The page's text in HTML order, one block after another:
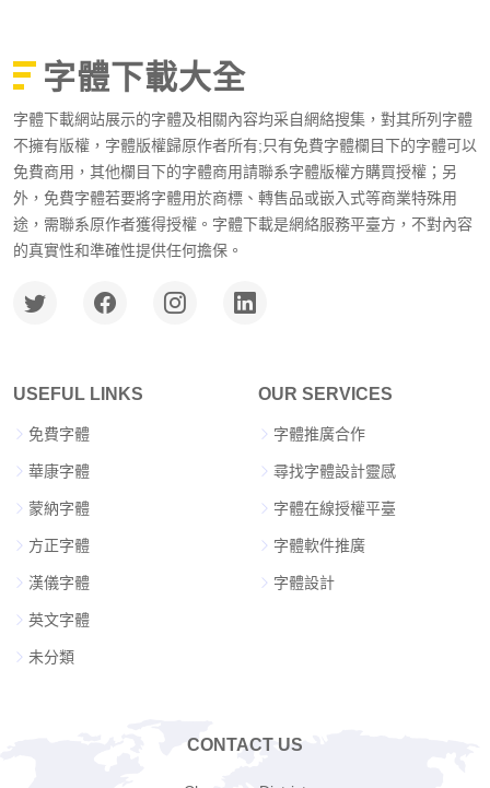
字體下載大全
字體下載網站展示的字體及相關內容均采自網絡搜集，對其所列字體
不擁有版權，字體版權歸原作者所有;只有免費字體欄目下的字體可以
免費商用，其他欄目下的字體商用請聯系字體版權方購買授權；另
外，免費字體若要將字體用於商標、轉售品或嵌入式等商業特殊用
途，需聯系原作者獲得授權。字體下載是網絡服務平臺方，不對內容
的真實性和準確性提供任何擔保。
USEFUL LINKS
免費字體
華康字體
蒙納字體
方正字體
漢儀字體
英文字體
未分類
OUR SERVICES
字體推廣合作
尋找字體設計靈感
字體在線授權平臺
字體軟件推廣
字體設計
CONTACT US